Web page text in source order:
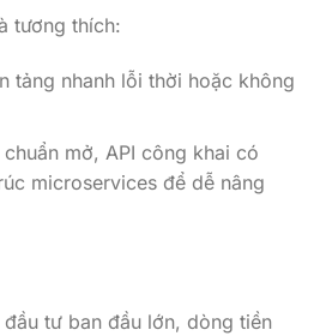
tương thích:
tảng nhanh lỗi thời hoặc không
mở, API công khai có
microservices để dễ nâng
tư ban đầu lớn, dòng tiền